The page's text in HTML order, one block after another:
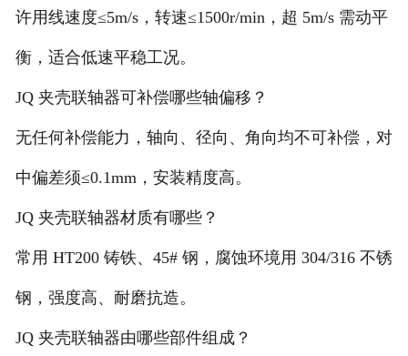
许用线速度≤5m/s，转速≤1500r/min，超 5m/s 需动平
衡，适合低速平稳工况。
JQ 夹壳联轴器可补偿哪些轴偏移？
无任何补偿能力，轴向、径向、角向均不可补偿，对
中偏差须≤0.1mm，安装精度高。
JQ 夹壳联轴器材质有哪些？
常用 HT200 铸铁、45# 钢，腐蚀环境用 304/316 不锈
钢，强度高、耐磨抗造。
JQ 夹壳联轴器由哪些部件组成？